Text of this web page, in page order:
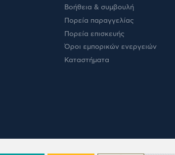
Βοήθεια & συμβουλή
Πορεία παραγγελίας
Πορεία επισκευής
Όροι εμπορικών ενεργειών
Καταστήματα